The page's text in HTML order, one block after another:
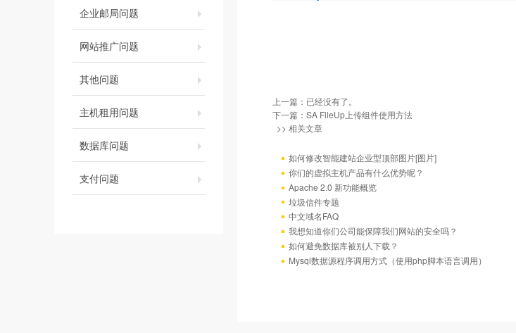
企业邮局问题
网站推广问题
其他问题
主机租用问题
数据库问题
支付问题
上一篇：已经没有了。
下一篇： SA FileUp上传组件使用方法
>> 相关文章
如何修改智能建站企业型顶部图片[图片]
你们的虚拟主机产品有什么优势呢？
Apache 2.0 新功能概览
垃圾信件专题
中文域名FAQ
我想知道你们公司能保障我们网站的安全吗？
如何避免数据库被别人下载？
Mysql数据源程序调用方式（使用php脚本语言调用）